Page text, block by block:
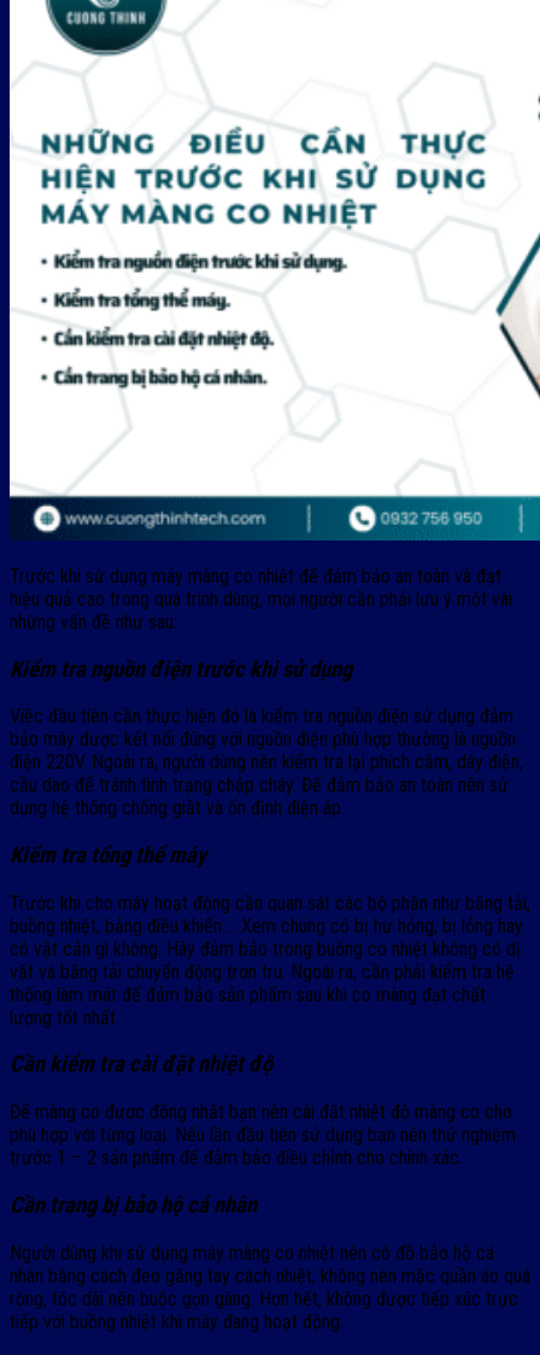
Trước khi sử dụng máy màng co nhiệt để đảm bảo an toàn và đạt
hiệu quả cao trong quá trình dùng, mọi người cần phải lưu ý một vài
những vấn đề như sau:
Kiểm tra nguồn điện trước khi sử dụng
Việc đầu tiên cần thực hiện đó là kiểm tra nguồn điện sử dụng đảm
bảo máy được kết nối đúng với nguồn điện phù hợp thường là nguồn
điện 220V. Ngoài ra, người dùng nên kiểm tra lại phích cắm, dây điện,
cầu dao để tránh tình trạng chập cháy. Để đảm bảo an toàn nên sử
dụng hệ thống chống giật và ổn định điện áp.
Kiểm tra tổng thể máy
Trước khi cho máy hoạt động cần quan sát các bộ phận như băng tải,
buồng nhiệt, bảng điều khiển…. Xem chúng có bị hư hỏng, bị lỏng hay
có vật cản gì không. Hãy đảm bảo trong buồng co nhiệt không có dị
vật và băng tải chuyển động trơn tru. Ngoài ra, cần phải kiểm tra hệ
thống làm mát để đảm bảo sản phẩm sau khi co màng đạt chất
lượng tốt nhất.
Cần kiểm tra cài đặt nhiệt độ
Để màng co được đồng nhất bạn nên cài đặt nhiệt độ màng co cho
phù hợp với từng loại. Nếu lần đầu tiên sử dụng bạn nên thử nghiệm
trước 1 – 2 sản phẩm để đảm bảo điều chỉnh cho chính xác.
Cần trang bị bảo hộ cá nhân
Người dùng khi sử dụng máy màng co nhiệt nên có đồ bảo hộ cá
nhân bằng cách đeo găng tay cách nhiệt, không nên mặc quần áo quá
rộng, tóc dài nên buộc gọn gàng. Hơn hết, không được tiếp xúc trực
tiếp với buồng nhiệt khi máy đang hoạt động.